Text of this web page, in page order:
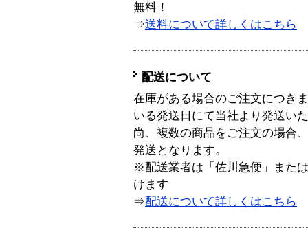
無料！
⇒送料について詳しくはこちら
配送について
在庫がある場合のご注文につき
いる発送日にて当社より発送い
尚、複数の商品をご注文の場合
発送となります。
※配送業者は「佐川急便」また
けます
⇒配送について詳しくはこちら